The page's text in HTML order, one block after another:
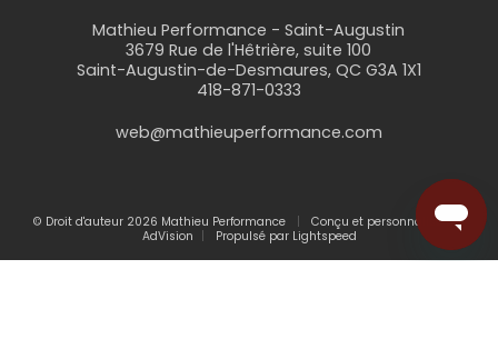
Mathieu Performance - Saint-Augustin
3679 Rue de l'Hêtrière, suite 100
Saint-Augustin-de-Desmaures, QC G3A 1X1
418-871-0333
web@mathieuperformance.com
© Droit d'auteur 2026 Mathieu Performance
Conçu et personnalisé par
AdVision
Propulsé par Lightspeed